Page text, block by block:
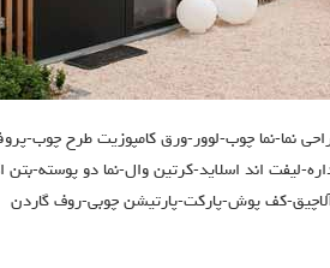
نما-نما چوب-لوور-ورق کامپوزیت طرح چوب-
لیفت اند اسلاید-کرتین وال-نما دو پوسته-بتن
کف پوش-پارکت-پارتیشن چوبی-روف گاردن